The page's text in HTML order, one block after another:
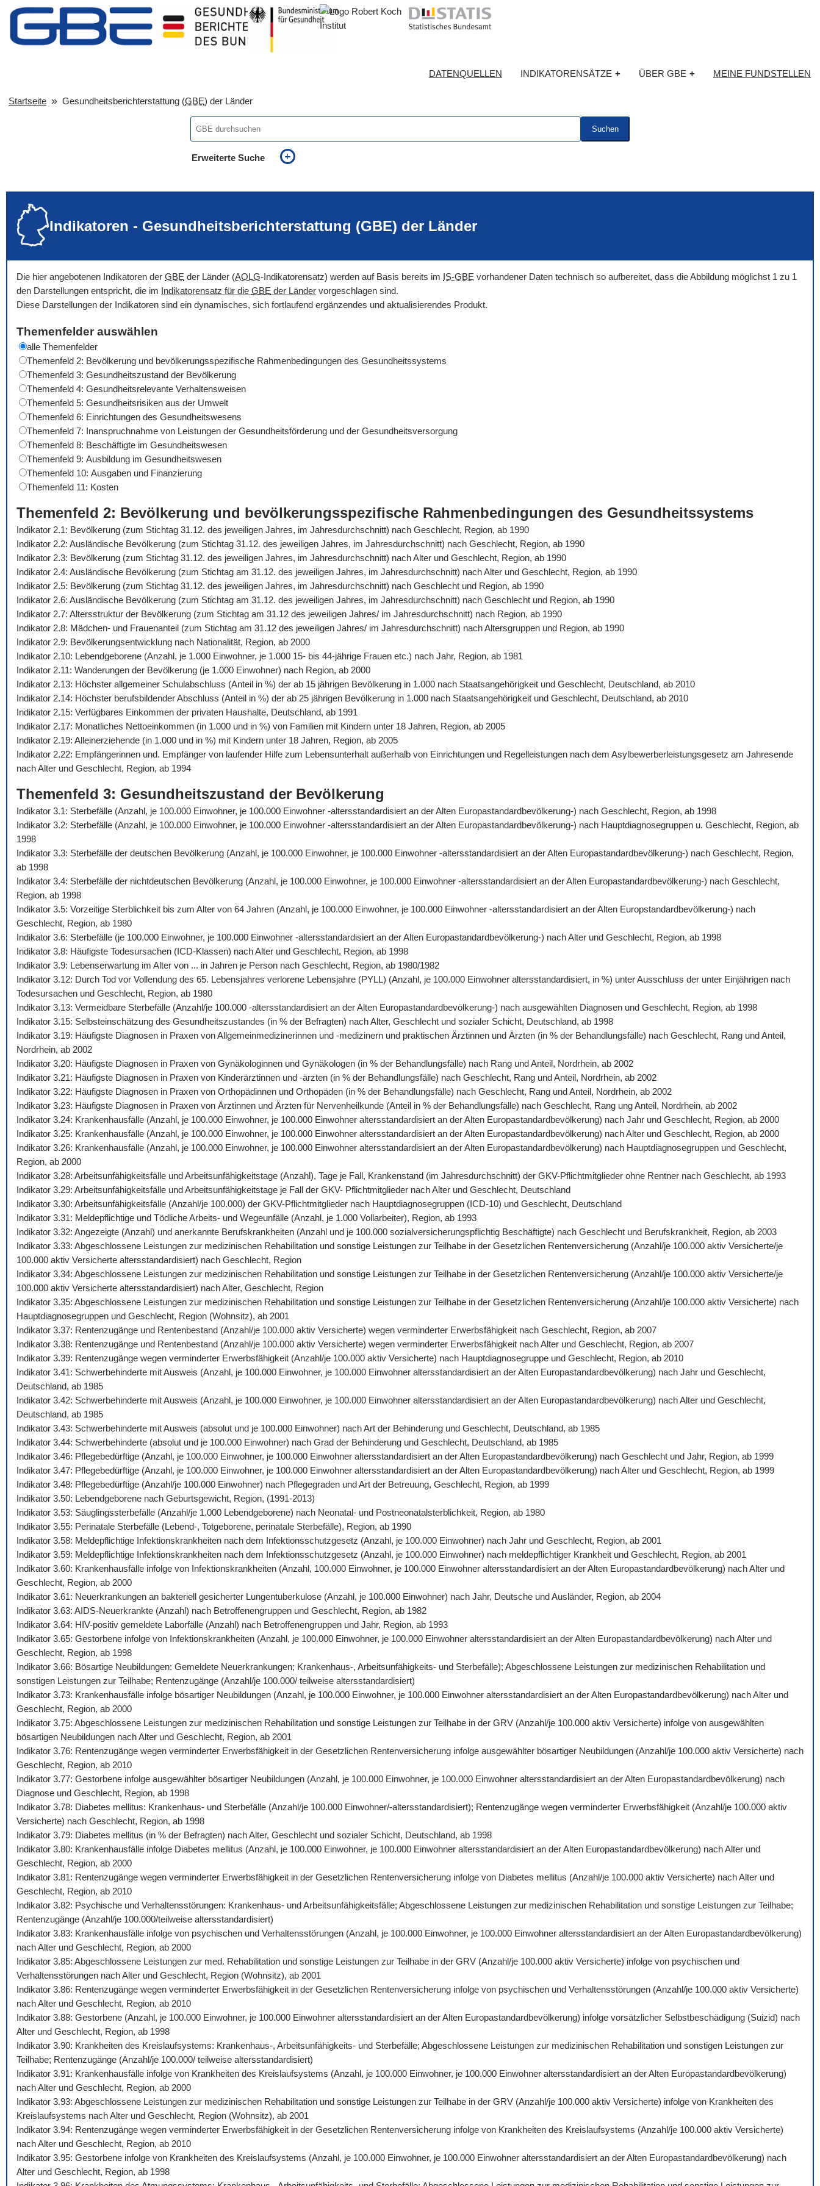
DATENQUELLEN INDIKATORENSÄTZE + ÜBER GBE + MEINE FUNDSTELLEN
Startseite Gesundheitsberichterstattung (GBE) der Länder
Suchen
Erweiterte Suche
Indikatoren - Gesundheitsberichterstattung (GBE) der Länder
Die hier angebotenen Indikatoren der GBE der Länder (AOLG-Indikatorensatz) werden auf Basis bereits im IS-GBE vorhandener Daten technisch so aufbereitet, dass die Abbildung möglichst 1 zu 1
den Darstellungen entspricht, die im Indikatorensatz für die GBE der Länder vorgeschlagen sind.
Diese Darstellungen der Indikatoren sind ein dynamisches, sich fortlaufend ergänzendes und aktualisierendes Produkt.
Themenfelder auswählen
alle Themenfelder
Themenfeld 2: Bevölkerung und bevölkerungsspezifische Rahmenbedingungen des Gesundheitssystems
Themenfeld 3: Gesundheitszustand der Bevölkerung
Themenfeld 4: Gesundheitsrelevante Verhaltensweisen
Themenfeld 5: Gesundheitsrisiken aus der Umwelt
Themenfeld 6: Einrichtungen des Gesundheitswesens
Themenfeld 7: Inanspruchnahme von Leistungen der Gesundheitsförderung und der Gesundheitsversorgung
Themenfeld 8: Beschäftigte im Gesundheitswesen
Themenfeld 9: Ausbildung im Gesundheitswesen
Themenfeld 10: Ausgaben und Finanzierung
Themenfeld 11: Kosten
Themenfeld 2: Bevölkerung und bevölkerungsspezifische Rahmenbedingungen des Gesundheitssystems
Indikator 2.1: Bevölkerung (zum Stichtag 31.12. des jeweiligen Jahres, im Jahresdurchschnitt) nach Geschlecht, Region, ab 1990
Indikator 2.2: Ausländische Bevölkerung (zum Stichtag 31.12. des jeweiligen Jahres, im Jahresdurchschnitt) nach Geschlecht, Region, ab 1990
Indikator 2.3: Bevölkerung (zum Stichtag 31.12. des jeweiligen Jahres, im Jahresdurchschnitt) nach Alter und Geschlecht, Region, ab 1990
Indikator 2.4: Ausländische Bevölkerung (zum Stichtag am 31.12. des jeweiligen Jahres, im Jahresdurchschnitt) nach Alter und Geschlecht, Region, ab 1990
Indikator 2.5: Bevölkerung (zum Stichtag 31.12. des jeweiligen Jahres, im Jahresdurchschnitt) nach Geschlecht und Region, ab 1990
Indikator 2.6: Ausländische Bevölkerung (zum Stichtag am 31.12. des jeweiligen Jahres, im Jahresdurchschnitt) nach Geschlecht und Region, ab 1990
Indikator 2.7: Altersstruktur der Bevölkerung (zum Stichtag am 31.12 des jeweiligen Jahres/ im Jahresdurchschnitt) nach Region, ab 1990
Indikator 2.8: Mädchen- und Frauenanteil (zum Stichtag am 31.12 des jeweiligen Jahres/ im Jahresdurchschnitt) nach Altersgruppen und Region, ab 1990
Indikator 2.9: Bevölkerungsentwicklung nach Nationalität, Region, ab 2000
Indikator 2.10: Lebendgeborene (Anzahl, je 1.000 Einwohner, je 1.000 15- bis 44-jährige Frauen etc.) nach Jahr, Region, ab 1981
Indikator 2.11: Wanderungen der Bevölkerung (je 1.000 Einwohner) nach Region, ab 2000
Indikator 2.13: Höchster allgemeiner Schulabschluss (Anteil in %) der ab 15 jährigen Bevölkerung in 1.000 nach Staatsangehörigkeit und Geschlecht, Deutschland, ab 2010
Indikator 2.14: Höchster berufsbildender Abschluss (Anteil in %) der ab 25 jährigen Bevölkerung in 1.000 nach Staatsangehörigkeit und Geschlecht, Deutschland, ab 2010
Indikator 2.15: Verfügbares Einkommen der privaten Haushalte, Deutschland, ab 1991
Indikator 2.17: Monatliches Nettoeinkommen (in 1.000 und in %) von Familien mit Kindern unter 18 Jahren, Region, ab 2005
Indikator 2.19: Alleinerziehende (in 1.000 und in %) mit Kindern unter 18 Jahren, Region, ab 2005
Indikator 2.22: Empfängerinnen und. Empfänger von laufender Hilfe zum Lebensunterhalt außerhalb von Einrichtungen und Regelleistungen nach dem Asylbewerberleistungsgesetz am Jahresende
nach Alter und Geschlecht, Region, ab 1994
Themenfeld 3: Gesundheitszustand der Bevölkerung
Indikator 3.1: Sterbefälle (Anzahl, je 100.000 Einwohner, je 100.000 Einwohner -altersstandardisiert an der Alten Europastandardbevölkerung-) nach Geschlecht, Region, ab 1998
Indikator 3.2: Sterbefälle (Anzahl, je 100.000 Einwohner, je 100.000 Einwohner -altersstandardisiert an der Alten Europastandardbevölkerung-) nach Hauptdiagnosegruppen u. Geschlecht, Region, ab
1998
Indikator 3.3: Sterbefälle der deutschen Bevölkerung (Anzahl, je 100.000 Einwohner, je 100.000 Einwohner -altersstandardisiert an der Alten Europastandardbevölkerung-) nach Geschlecht, Region,
ab 1998
Indikator 3.4: Sterbefälle der nichtdeutschen Bevölkerung (Anzahl, je 100.000 Einwohner, je 100.000 Einwohner -altersstandardisiert an der Alten Europastandardbevölkerung-) nach Geschlecht,
Region, ab 1998
Indikator 3.5: Vorzeitige Sterblichkeit bis zum Alter von 64 Jahren (Anzahl, je 100.000 Einwohner, je 100.000 Einwohner -altersstandardisiert an der Alten Europstandardbevölkerung-) nach
Geschlecht, Region, ab 1980
Indikator 3.6: Sterbefälle (je 100.000 Einwohner, je 100.000 Einwohner -altersstandardisiert an der Alten Europastandardbevölkerung-) nach Alter und Geschlecht, Region, ab 1998
Indikator 3.8: Häufigste Todesursachen (ICD-Klassen) nach Alter und Geschlecht, Region, ab 1998
Indikator 3.9: Lebenserwartung im Alter von ... in Jahren je Person nach Geschlecht, Region, ab 1980/1982
Indikator 3.12: Durch Tod vor Vollendung des 65. Lebensjahres verlorene Lebensjahre (PYLL) (Anzahl, je 100.000 Einwohner altersstandardisiert, in %) unter Ausschluss der unter Einjährigen nach
Todesursachen und Geschlecht, Region, ab 1980
Indikator 3.13: Vermeidbare Sterbefälle (Anzahl/je 100.000 -altersstandardisiert an der Alten Europastandardbevölkerung-) nach ausgewählten Diagnosen und Geschlecht, Region, ab 1998
Indikator 3.15: Selbsteinschätzung des Gesundheitszustandes (in % der Befragten) nach Alter, Geschlecht und sozialer Schicht, Deutschland, ab 1998
Indikator 3.19: Häufigste Diagnosen in Praxen von Allgemeinmedizinerinnen und -medizinern und praktischen Ärztinnen und Ärzten (in % der Behandlungsfälle) nach Geschlecht, Rang und Anteil,
Nordrhein, ab 2002
Indikator 3.20: Häufigste Diagnosen in Praxen von Gynäkologinnen und Gynäkologen (in % der Behandlungsfälle) nach Rang und Anteil, Nordrhein, ab 2002
Indikator 3.21: Häufigste Diagnosen in Praxen von Kinderärztinnen und -ärzten (in % der Behandlungsfälle) nach Geschlecht, Rang und Anteil, Nordrhein, ab 2002
Indikator 3.22: Häufigste Diagnosen in Praxen von Orthopädinnen und Orthopäden (in % der Behandlungsfälle) nach Geschlecht, Rang und Anteil, Nordrhein, ab 2002
Indikator 3.23: Häufigste Diagnosen in Praxen von Ärztinnen und Ärzten für Nervenheilkunde (Anteil in % der Behandlungsfälle) nach Geschlecht, Rang ung Anteil, Nordrhein, ab 2002
Indikator 3.24: Krankenhausfälle (Anzahl, je 100.000 Einwohner, je 100.000 Einwohner altersstandardisiert an der Alten Europastandardbevölkerung) nach Jahr und Geschlecht, Region, ab 2000
Indikator 3.25: Krankenhausfälle (Anzahl, je 100.000 Einwohner, je 100.000 Einwohner altersstandardisiert an der Alten Europastandardbevölkerung) nach Alter und Geschlecht, Region, ab 2000
Indikator 3.26: Krankenhausfälle (Anzahl, je 100.000 Einwohner, je 100.000 Einwohner altersstandardisiert an der Alten Europastandardbevölkerung) nach Hauptdiagnosegruppen und Geschlecht,
Region, ab 2000
Indikator 3.28: Arbeitsunfähigkeitsfälle und Arbeitsunfähigkeitstage (Anzahl), Tage je Fall, Krankenstand (im Jahresdurchschnitt) der GKV-Pflichtmitglieder ohne Rentner nach Geschlecht, ab 1993
Indikator 3.29: Arbeitsunfähigkeitsfälle und Arbeitsunfähigkeitstage je Fall der GKV- Pflichtmitglieder nach Alter und Geschlecht, Deutschland
Indikator 3.30: Arbeitsunfähigkeitsfälle (Anzahl/je 100.000) der GKV-Pflichtmitglieder nach Hauptdiagnosegruppen (ICD-10) und Geschlecht, Deutschland
Indikator 3.31: Meldepflichtige und Tödliche Arbeits- und Wegeunfälle (Anzahl, je 1.000 Vollarbeiter), Region, ab 1993
Indikator 3.32: Angezeigte (Anzahl) und anerkannte Berufskrankheiten (Anzahl und je 100.000 sozialversicherungspflichtig Beschäftigte) nach Geschlecht und Berufskrankheit, Region, ab 2003
Indikator 3.33: Abgeschlossene Leistungen zur medizinischen Rehabilitation und sonstige Leistungen zur Teilhabe in der Gesetzlichen Rentenversicherung (Anzahl/je 100.000 aktiv Versicherte/je
100.000 aktiv Versicherte altersstandardisiert) nach Geschlecht, Region
Indikator 3.34: Abgeschlossene Leistungen zur medizinischen Rehabilitation und sonstige Leistungen zur Teilhabe in der Gesetzlichen Rentenversicherung (Anzahl/je 100.000 aktiv Versicherte/je
100.000 aktiv Versicherte altersstandardisiert) nach Alter, Geschlecht, Region
Indikator 3.35: Abgeschlossene Leistungen zur medizinischen Rehabilitation und sonstige Leistungen zur Teilhabe in der Gesetzlichen Rentenversicherung (Anzahl/je 100.000 aktiv Versicherte) nach
Hauptdiagnosegruppen und Geschlecht, Region (Wohnsitz), ab 2001
Indikator 3.37: Rentenzugänge und Rentenbestand (Anzahl/je 100.000 aktiv Versicherte) wegen verminderter Erwerbsfähigkeit nach Geschlecht, Region, ab 2007
Indikator 3.38: Rentenzugänge und Rentenbestand (Anzahl/je 100.000 aktiv Versicherte) wegen verminderter Erwerbsfähigkeit nach Alter und Geschlecht, Region, ab 2007
Indikator 3.39: Rentenzugänge wegen verminderter Erwerbsfähigkeit (Anzahl/je 100.000 aktiv Versicherte) nach Hauptdiagnosegruppe und Geschlecht, Region, ab 2010
Indikator 3.41: Schwerbehinderte mit Ausweis (Anzahl, je 100.000 Einwohner, je 100.000 Einwohner altersstandardisiert an der Alten Europastandardbevölkerung) nach Jahr und Geschlecht,
Deutschland, ab 1985
Indikator 3.42: Schwerbehinderte mit Ausweis (Anzahl, je 100.000 Einwohner, je 100.000 Einwohner altersstandardisiert an der Alten Europastandardbevölkerung) nach Alter und Geschlecht,
Deutschland, ab 1985
Indikator 3.43: Schwerbehinderte mit Ausweis (absolut und je 100.000 Einwohner) nach Art der Behinderung und Geschlecht, Deutschland, ab 1985
Indikator 3.44: Schwerbehinderte (absolut und je 100.000 Einwohner) nach Grad der Behinderung und Geschlecht, Deutschland, ab 1985
Indikator 3.46: Pflegebedürftige (Anzahl, je 100.000 Einwohner, je 100.000 Einwohner altersstandardisiert an der Alten Europastandardbevölkerung) nach Geschlecht und Jahr, Region, ab 1999
Indikator 3.47: Pflegebedürftige (Anzahl, je 100.000 Einwohner, je 100.000 Einwohner altersstandardisiert an der Alten Europastandardbevölkerung) nach Alter und Geschlecht, Region, ab 1999
Indikator 3.48: Pflegebedürftige (Anzahl/je 100.000 Einwohner) nach Pflegegraden und Art der Betreuung, Geschlecht, Region, ab 1999
Indikator 3.50: Lebendgeborene nach Geburtsgewicht, Region, (1991-2013)
Indikator 3.53: Säuglingssterbefälle (Anzahl/je 1.000 Lebendgeborene) nach Neonatal- und Postneonatalsterblichkeit, Region, ab 1980
Indikator 3.55: Perinatale Sterbefälle (Lebend-, Totgeborene, perinatale Sterbefälle), Region, ab 1990
Indikator 3.58: Meldepflichtige Infektionskrankheiten nach dem Infektionsschutzgesetz (Anzahl, je 100.000 Einwohner) nach Jahr und Geschlecht, Region, ab 2001
Indikator 3.59: Meldepflichtige Infektionskrankheiten nach dem Infektionsschutzgesetz (Anzahl, je 100.000 Einwohner) nach meldepflichtiger Krankheit und Geschlecht, Region, ab 2001
Indikator 3.60: Krankenhausfälle infolge von Infektionskrankheiten (Anzahl, 100.000 Einwohner, je 100.000 Einwohner altersstandardisiert an der Alten Europastandardbevölkerung) nach Alter und
Geschlecht, Region, ab 2000
Indikator 3.61: Neuerkrankungen an bakteriell gesicherter Lungentuberkulose (Anzahl, je 100.000 Einwohner) nach Jahr, Deutsche und Ausländer, Region, ab 2004
Indikator 3.63: AIDS-Neuerkrankte (Anzahl) nach Betroffenengruppen und Geschlecht, Region, ab 1982
Indikator 3.64: HIV-positiv gemeldete Laborfälle (Anzahl) nach Betroffenengruppen und Jahr, Region, ab 1993
Indikator 3.65: Gestorbene infolge von Infektionskrankheiten (Anzahl, je 100.000 Einwohner, je 100.000 Einwohner altersstandardisiert an der Alten Europastandardbevölkerung) nach Alter und
Geschlecht, Region, ab 1998
Indikator 3.66: Bösartige Neubildungen: Gemeldete Neuerkrankungen; Krankenhaus-, Arbeitsunfähigkeits- und Sterbefälle); Abgeschlossene Leistungen zur medizinischen Rehabilitation und
sonstigen Leistungen zur Teilhabe; Rentenzugänge (Anzahl/je 100.000/ teilweise altersstandardisiert)
Indikator 3.73: Krankenhausfälle infolge bösartiger Neubildungen (Anzahl, je 100.000 Einwohner, je 100.000 Einwohner altersstandardisiert an der Alten Europastandardbevölkerung) nach Alter und
Geschlecht, Region, ab 2000
Indikator 3.75: Abgeschlossene Leistungen zur medizinischen Rehabilitation und sonstige Leistungen zur Teilhabe in der GRV (Anzahl/je 100.000 aktiv Versicherte) infolge von ausgewählten
bösartigen Neubildungen nach Alter und Geschlecht, Region, ab 2001
Indikator 3.76: Rentenzugänge wegen verminderter Erwerbsfähigkeit in der Gesetzlichen Rentenversicherung infolge ausgewählter bösartiger Neubildungen (Anzahl/je 100.000 aktiv Versicherte) nach
Geschlecht, Region, ab 2010
Indikator 3.77: Gestorbene infolge ausgewählter bösartiger Neubildungen (Anzahl, je 100.000 Einwohner, je 100.000 Einwohner altersstandardisiert an der Alten Europastandardbevölkerung) nach
Diagnose und Geschlecht, Region, ab 1998
Indikator 3.78: Diabetes mellitus: Krankenhaus- und Sterbefälle (Anzahl/je 100.000 Einwohner/-altersstandardisiert); Rentenzugänge wegen verminderter Erwerbsfähigkeit (Anzahl/je 100.000 aktiv
Versicherte) nach Geschlecht, Region, ab 1998
Indikator 3.79: Diabetes mellitus (in % der Befragten) nach Alter, Geschlecht und sozialer Schicht, Deutschland, ab 1998
Indikator 3.80: Krankenhausfälle infolge Diabetes mellitus (Anzahl, je 100.000 Einwohner, je 100.000 Einwohner altersstandardisiert an der Alten Europastandardbevölkerung) nach Alter und
Geschlecht, Region, ab 2000
Indikator 3.81: Rentenzugänge wegen verminderter Erwerbsfähigkeit in der Gesetzlichen Rentenversicherung infolge von Diabetes mellitus (Anzahl/je 100.000 aktiv Versicherte) nach Alter und
Geschlecht, Region, ab 2010
Indikator 3.82: Psychische und Verhaltensstörungen: Krankenhaus- und Arbeitsunfähigkeitsfälle; Abgeschlossene Leistungen zur medizinischen Rehabilitation und sonstige Leistungen zur Teilhabe;
Rentenzugänge (Anzahl/je 100.000/teilweise altersstandardisiert)
Indikator 3.83: Krankenhausfälle infolge von psychischen und Verhaltensstörungen (Anzahl, je 100.000 Einwohner, je 100.000 Einwohner altersstandardisiert an der Alten Europastandardbevölkerung)
nach Alter und Geschlecht, Region, ab 2000
Indikator 3.85: Abgeschlossene Leistungen zur med. Rehabilitation und sonstige Leistungen zur Teilhabe in der GRV (Anzahl/je 100.000 aktiv Versicherte) infolge von psychischen und
Verhaltensstörungen nach Alter und Geschlecht, Region (Wohnsitz), ab 2001
Indikator 3.86: Rentenzugänge wegen verminderter Erwerbsfähigkeit in der Gesetzlichen Rentenversicherung infolge von psychischen und Verhaltensstörungen (Anzahl/je 100.000 aktiv Versicherte)
nach Alter und Geschlecht, Region, ab 2010
Indikator 3.88: Gestorbene (Anzahl, je 100.000 Einwohner, je 100.000 Einwohner altersstandardisiert an der Alten Europastandardbevölkerung) infolge vorsätzlicher Selbstbeschädigung (Suizid) nach
Alter und Geschlecht, Region, ab 1998
Indikator 3.90: Krankheiten des Kreislaufsystems: Krankenhaus-, Arbeitsunfähigkeits- und Sterbefälle; Abgeschlossene Leistungen zur medizinischen Rehabilitation und sonstigen Leistungen zur
Teilhabe; Rentenzugänge (Anzahl/je 100.000/ teilweise altersstandardisiert)
Indikator 3.91: Krankenhausfälle infolge von Krankheiten des Kreislaufsystems (Anzahl, je 100.000 Einwohner, je 100.000 Einwohner altersstandardisiert an der Alten Europastandardbevölkerung)
nach Alter und Geschlecht, Region, ab 2000
Indikator 3.93: Abgeschlossene Leistungen zur medizinischen Rehabilitation und sonstige Leistungen zur Teilhabe in der GRV (Anzahl/je 100.000 aktiv Versicherte) infolge von Krankheiten des
Kreislaufsystems nach Alter und Geschlecht, Region (Wohnsitz), ab 2001
Indikator 3.94: Rentenzugänge wegen verminderter Erwerbsfähigkeit in der Gesetzlichen Rentenversicherung infolge von Krankheiten des Kreislaufsystems (Anzahl/je 100.000 aktiv Versicherte)
nach Alter und Geschlecht, Region, ab 2010
Indikator 3.95: Gestorbene infolge von Krankheiten des Kreislaufsystems (Anzahl, je 100.000 Einwohner, je 100.000 Einwohner altersstandardisiert an der Alten Europastandardbevölkerung) nach
Alter und Geschlecht, Region, ab 1998